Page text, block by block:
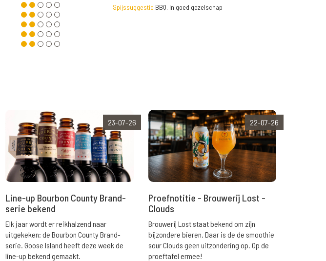
Spijssuggestie BBQ. In goed gezelschap
23-07-26
Line-up Bourbon County Brand-
serie bekend
Elk jaar wordt er reikhalzend naar
uitgekeken: de Bourbon County Brand-
serie. Goose Island heeft deze week de
line-up bekend gemaakt.
22-07-26
Proefnotitie - Brouwerij Lost -
Clouds
Brouwerij Lost staat bekend om zijn
bijzondere bieren. Daar is de de smoothie
sour Clouds geen uitzondering op. Op de
proeftafel ermee!